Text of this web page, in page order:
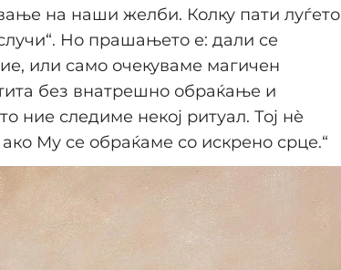
на наши желби. Колку пати луѓето
Но прашањето е: дали се
или само очекуваме магичен
без внатрешно обраќање и
ние следиме некој ритуал. Тој нè
Му се обраќаме со искрено срце.“